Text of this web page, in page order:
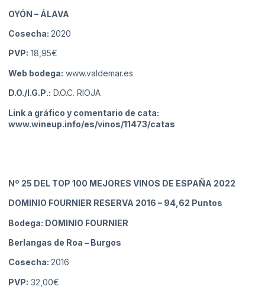
OYÓN – ÁLAVA
Cosecha: 2020
PVP: 18,95€
Web bodega: www.valdemar.es
D.O./I.G.P.: D.O.C. RIOJA
Link a gráfico y comentario de cata:
www.wineup.info/es/vinos/11473/catas
Nº 25 DEL TOP 100 MEJORES VINOS DE ESPAÑA 2022
DOMINIO FOURNIER RESERVA 2016 – 94,62 Puntos
Bodega: DOMINIO FOURNIER
Berlangas de Roa – Burgos
Cosecha: 2016
PVP: 32,00€